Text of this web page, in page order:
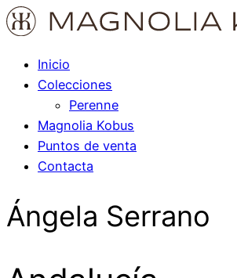
Inicio
Colecciones
Perenne
Magnolia Kobus
Puntos de venta
Contacta
Ángela Serrano